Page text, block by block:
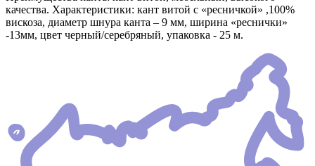
качества. Характеристики: кант витой с «ресничкой» ,100%
вискоза, диаметр шнура канта – 9 мм, ширина «реснички»
-13мм, цвет черный/серебряный, упаковка - 25 м.